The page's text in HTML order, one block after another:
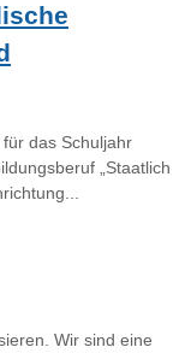
das Schuljahr
„Staatlich
Wir sind eine